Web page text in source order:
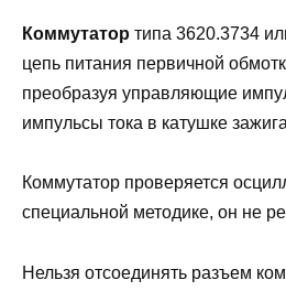
Коммутатор типа 3620.3734
цепь питания первичной
преобразуя управляющие
импульсы тока в катушке
Коммутатор проверяется
специальной методике, он не
Нельзя отсоединять разъем